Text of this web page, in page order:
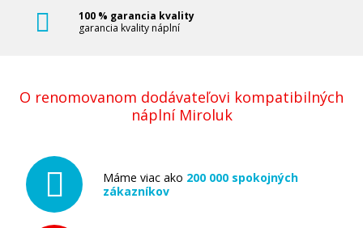
100 % garancia kvality
garancia kvality náplní
O renomovanom dodávateľovi kompatibilných
náplní Miroluk
Máme viac ako 200 000 spokojných
zákazníkov